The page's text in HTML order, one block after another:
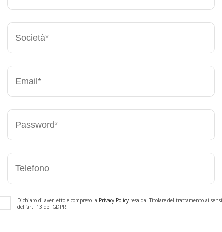
Dichiaro di aver letto e compreso la Privacy Policy resa dal Titolare del trattamento ai sensi
dell’art. 13 del GDPR;